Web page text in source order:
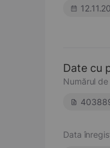
Date cu
Numărul
Data